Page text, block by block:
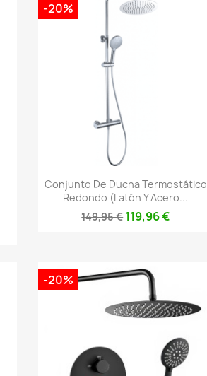
Vista rápida
Conjunto De Ducha Termostático
Redondo (latón Y Acero...
149,95 €119,96 €
-20%
-20%